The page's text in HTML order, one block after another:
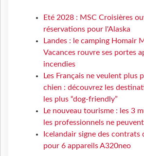
Eté 2028 : MSC Croisières
réservations pour l'Alaska
Landes : le camping Homair
Vacances rouvre ses portes
incendies
Les Français ne veulent plus
chien : découvrez les
les plus “dog-friendly”
Le nouveau tourisme : les 3
les professionnels ne
Icelandair signe des contrats
pour 6 appareils A320neo